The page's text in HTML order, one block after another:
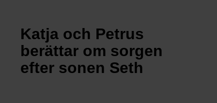
Katja och Petrus
berättar om sorgen
efter sonen Seth